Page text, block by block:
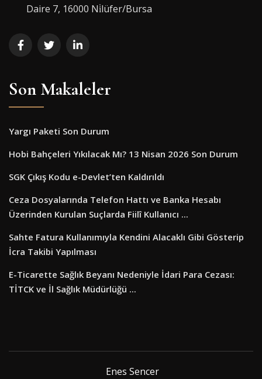
Daire 7, 16000 Ni̇lüfer/Bursa
Son Makaleler
Yargı Paketi Son Durum
Hobi Bahçeleri Yıkılacak Mı? 13 Nisan 2026 Son Durum
SGK Çıkış Kodu e-Devlet’ten Kaldırıldı
Ceza Dosyalarında Telefon Hattı ve Banka Hesabı
Üzerinden Kurulan Suçlarda Fiilî Kullanıcı ...
Sahte Fatura Kullanımıyla Kendini Alacaklı Gibi Gösterip
İcra Takibi Yapılması
E-Ticarette Sağlık Beyanı Nedeniyle İdari Para Cezası:
TİTCK ve İl Sağlık Müdürlüğü ...
Enes Sencer